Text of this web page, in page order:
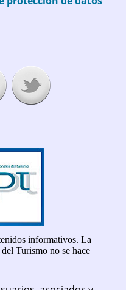
informativos. La
Turismo no se hace